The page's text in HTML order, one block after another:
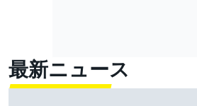
最新ニュース